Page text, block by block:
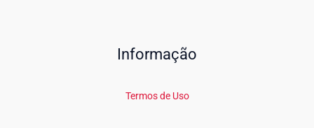
Informação
Termos de Uso